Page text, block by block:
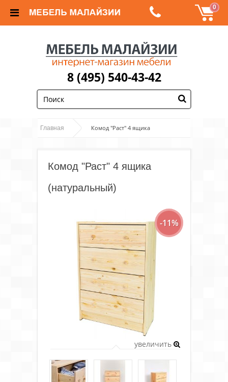
0
8 (495) 540-43-42
Главная Комод "Раст" 4 ящика
Комод "Раст" 4 ящика
(натуральный)
-11%
увеличить